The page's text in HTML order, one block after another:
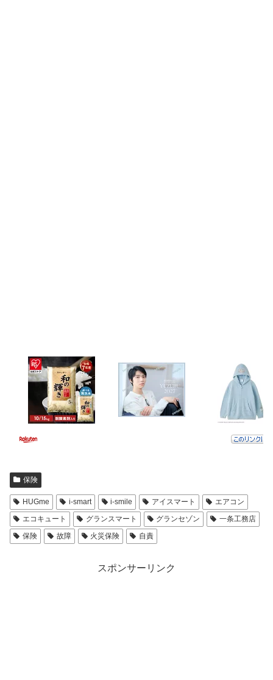
保険
HUGme i-smart i-smile アイスマート
エアコン
エコキュート
グランスマート グランセゾン
一条工務店
保険
故障 火災保険 自責
スポンサーリンク